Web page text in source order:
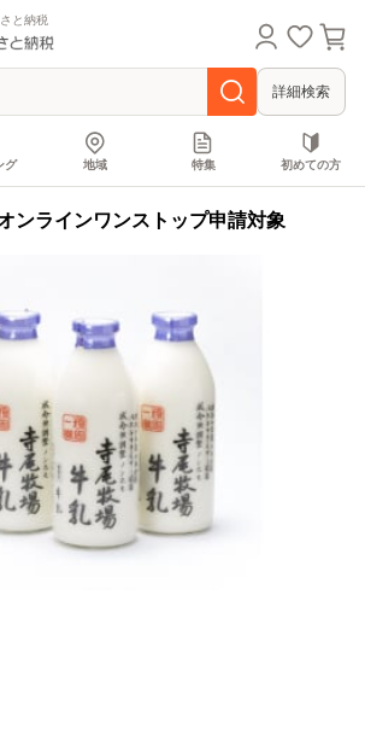
と納税
詳細検索
グ 地域 特集 初めての方
ンラインワンストップ申請対象